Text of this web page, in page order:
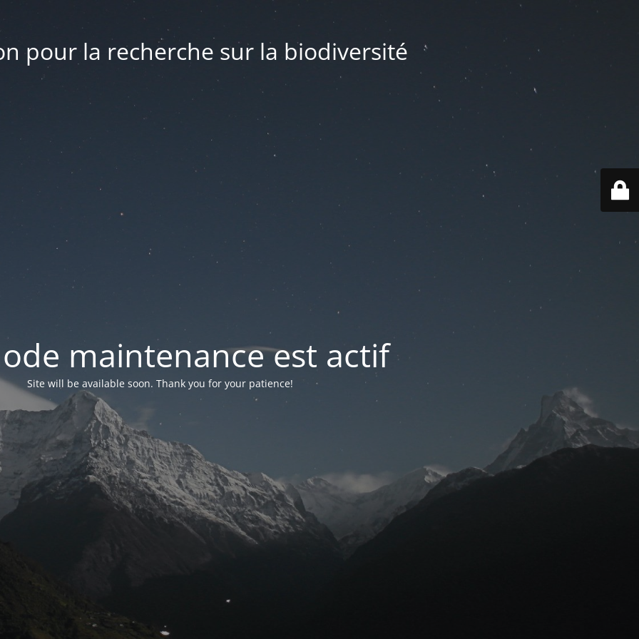
pour la recherche sur la biodiversité
maintenance est actif
Site will be available soon. Thank you for your patience!